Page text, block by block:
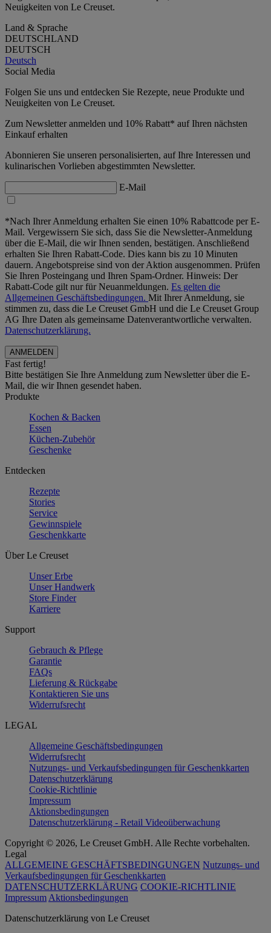
Neuigkeiten von Le Creuset.
Land & Sprache
DEUTSCHLAND
DEUTSCH
Deutsch
Social Media
Folgen Sie uns und entdecken Sie Rezepte, neue Produkte und
Neuigkeiten von Le Creuset.
Zum Newsletter anmelden und 10% Rabatt* auf Ihren nächsten
Einkauf erhalten
Abonnieren Sie unseren personalisierten, auf Ihre Interessen und
kulinarischen Vorlieben abgestimmten Newsletter.
E-Mail
*Nach Ihrer Anmeldung erhalten Sie einen 10% Rabattcode per E-
Mail. Vergewissern Sie sich, dass Sie die Newsletter-Anmeldung
über die E-Mail, die wir Ihnen senden, bestätigen. Anschließend
erhalten Sie Ihren Rabatt-Code. Dies kann bis zu 10 Minuten
dauern. Angebotspreise sind von der Aktion ausgenommen. Prüfen
Sie Ihren Posteingang und Ihren Spam-Ordner. Hinweis: Der
Rabatt-Code gilt nur für Neuanmeldungen. Es gelten die
Allgemeinen Geschäftsbedingungen. Mit Ihrer Anmeldung, sie
stimmen zu, dass die Le Creuset GmbH und die Le Creuset Group
AG Ihre Daten als gemeinsame Datenverantwortliche verwalten.
Datenschutzerklärung.
Fast fertig!
Bitte bestätigen Sie Ihre Anmeldung zum Newsletter über die E-
Mail, die wir Ihnen gesendet haben.
Produkte
Kochen & Backen
Essen
Küchen-Zubehör
Geschenke
Entdecken
Rezepte
Stories
Service
Gewinnspiele
Geschenkkarte
Über Le Creuset
Unser Erbe
Unser Handwerk
Store Finder
Karriere
Support
Gebrauch & Pflege
Garantie
FAQs
Lieferung & Rückgabe
Kontaktieren Sie uns
Widerrufsrecht
LEGAL
Allgemeine Geschäftsbedingungen
Widerrufsrecht
Nutzungs- und Verkaufsbedingungen für Geschenkkarten
Datenschutzerklärung
Cookie-Richtlinie
Impressum
Aktionsbedingungen
Datenschutzerklärung - Retail Videoüberwachung
Copyright © 2026, Le Creuset GmbH. Alle Rechte vorbehalten.
Legal
ALLGEMEINE GESCHÄFTSBEDINGUNGEN Nutzungs- und
Verkaufsbedingungen für Geschenkkarten
DATENSCHUTZERKLÄRUNG COOKIE-RICHTLINIE
ImpressumAktionsbedingungen
Datenschutz­erklärung von Le Creuset